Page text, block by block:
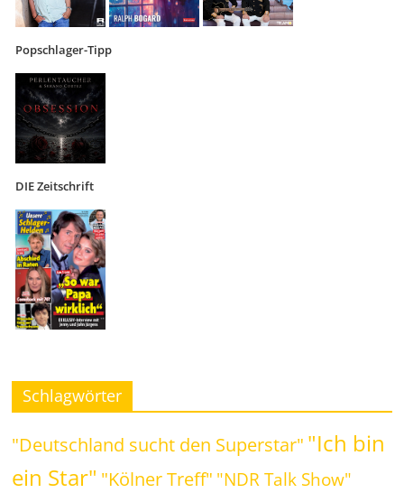
Popschlager-Tipp
DIE Zeitschrift
Schlagwörter
"Deutschland sucht den Superstar" "Ich bin
ein Star" "Kölner Treff" "NDR Talk Show"